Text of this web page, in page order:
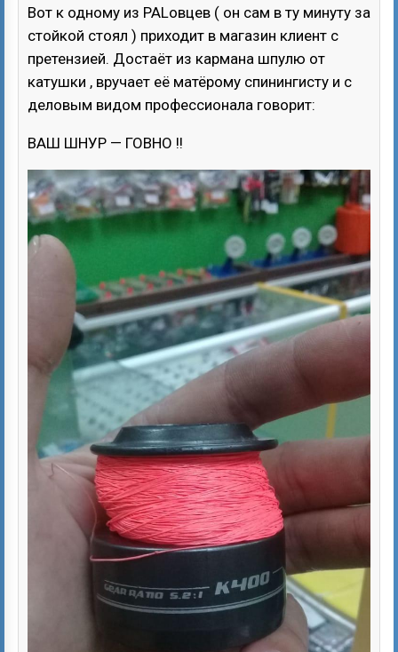
Вот к одному из PALовцев ( он сам в ту минуту за
стойкой стоял ) приходит в магазин клиент с
претензией. Достаёт из кармана шпулю от
катушки , вручает её матёрому спинингисту и с
деловым видом профессионала говорит:
ВАШ ШНУР — ГОВНО !!